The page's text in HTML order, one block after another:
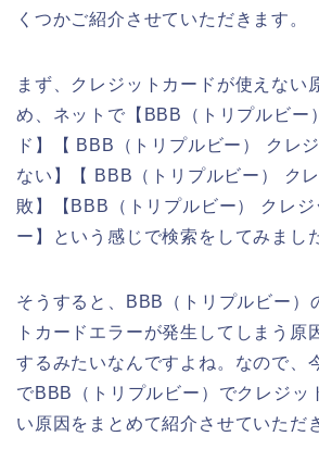
くつかご紹介させていただきます。
まず、クレジットカードが使えない
め、ネットで【BBB（トリプルビー
ド】【 BBB（トリプルビー） クレ
ない】【 BBB（トリプルビー） ク
敗】【BBB（トリプルビー） クレ
ー】という感じで検索をしてみまし
そうすると、BBB（トリプルビー）
トカードエラーが発生してしまう原
するみたいなんですよね。なので、
でBBB（トリプルビー）でクレジッ
い原因をまとめて紹介させていただ